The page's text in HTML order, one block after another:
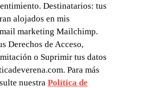
Destinatarios: tus
alojados en mis
marketing Mailchimp.
Derechos de Acceso,
o Suprimir tus datos
Para más
nuestra Política de